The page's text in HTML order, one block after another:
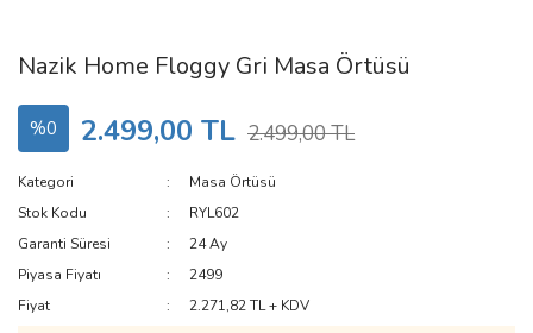
Nazik Home Floggy Gri Masa Örtüsü
%0 2.499,00 TL 2.499,00 TL
Kategori
Masa Örtüsü
Stok Kodu
RYL602
Garanti Süresi
24 Ay
Piyasa Fiyatı
2499
Fiyat
2.271,82 TL + KDV